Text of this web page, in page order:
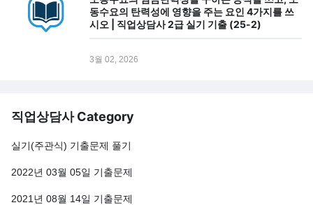
동수요의 탄력성에 영향을 주는 요인 4가지를 쓰
시오 | 직업상담사 2급 실기 기출 (25-2)
3월 02, 2026
직업상담사 Category
실기(주관식) 기출문제 풀기
2022년 03월 05일 기출문제
2021년 08월 14일 기출문제